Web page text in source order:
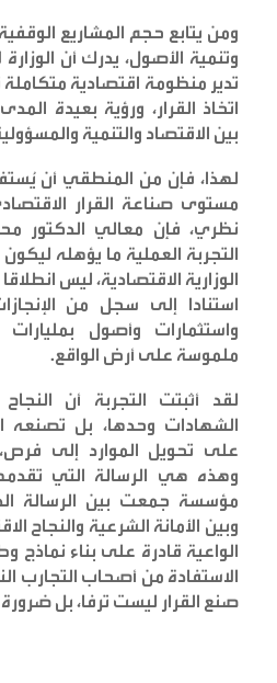
ومن يتابع حجم المشاريع
وتنمية الأصول، يدرك أن
تدير منظومة اقتصادية
اتخاذ القرار، ورؤية بعيدة
بين الاقتصاد والتنمية
لهذا، فإن من المنطقي أن
مستوى صناعة القرار
نظري، فإن معالي الدكتور
التجربة العملية ما يؤهله
الوزارية الاقتصادية، ليس
استنادا إلى سجل من
واستثمارات وأصول بمليارات
ملموسة على أرض الواقع.
لقد أثبتت التجربة أن
الشهادات وحدها، بل تصنعه
على تحويل الموارد إلى فرص،
وهذه هي الرسالة التي
مؤسسة جمعت بين الرسالة
وبين الأمانة الشرعية والنجاح
الواعية قادرة على بناء نماذج
الاستفادة من أصحاب التجارب
صنع القرار ليست ترفا، بل